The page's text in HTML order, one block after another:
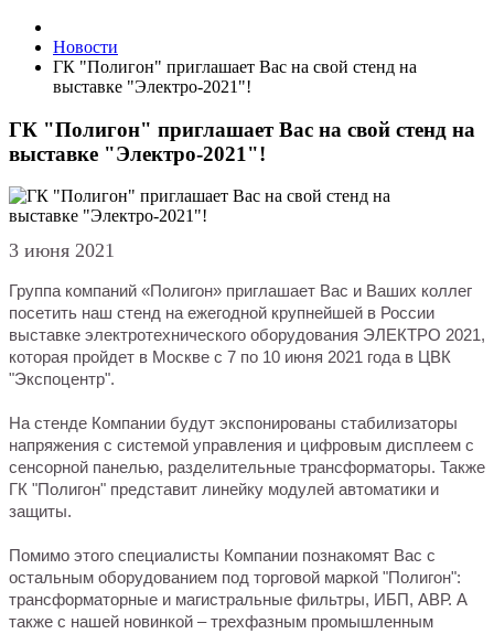
Новости
ГК "Полигон" приглашает Вас на свой стенд на
выставке "Электро-2021"!
ГК "Полигон" приглашает Вас на свой стенд на
выставке "Электро-2021"!
3 июня 2021
Группа компаний «Полигон» приглашает Вас и Ваших коллег
посетить наш стенд на ежегодной крупнейшей в России
выставке электротехнического оборудования ЭЛЕКТРО 2021,
которая пройдет в Москве с 7 по 10 июня 2021 года в ЦВК
"Экспоцентр".
На стенде Компании будут экспонированы стабилизаторы
напряжения с системой управления и цифровым дисплеем с
сенсорной панелью, разделительные трансформаторы. Также
ГК "Полигон" представит линейку модулей автоматики и
защиты.
Помимо этого специалисты Компании познакомят Вас с
остальным оборудованием под торговой маркой "Полигон":
трансформаторные и магистральные фильтры, ИБП, АВР. А
также с нашей новинкой – трехфазным промышленным